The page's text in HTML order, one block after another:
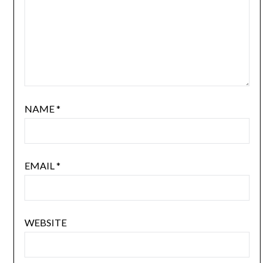
NAME*
EMAIL*
WEBSITE